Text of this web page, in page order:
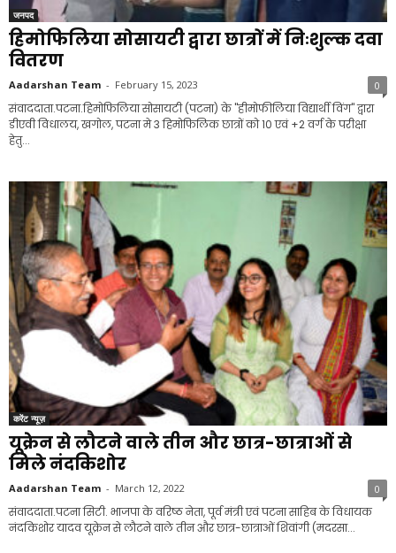
जनपद
हिमोफिलिया सोसायटी द्वारा छात्रों में निःशुल्क दवा
वितरण
Aadarshan Team - February 15, 2023 0
संवाददाता.पटना.हिमोफिलिया सोसायटी (पटना) के "हीमोफीलिया विद्यार्थी विंग" द्वारा
डीएवी विधालय, खगोल, पटना मे 3 हिमोफिलिक छात्रों को 10 एवं +2 वर्ग के परीक्षा
हेतु...
करेंट न्यूज़
यूक्रेन से लौटने वाले तीन और छात्र-छात्राओं से
मिले नंदकिशोर
Aadarshan Team - March 12, 2022 0
संवाददाता.पटना सिटी. भाजपा के वरिष्ठ नेता, पूर्व मंत्री एवं पटना साहिब के विधायक
नंदकिशोर यादव यूक्रेन से लौटने वाले तीन और छात्र-छात्राओं शिवांगी (मदरसा...